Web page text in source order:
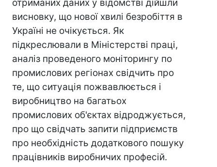
отриманих даних у відомстві дійшли
висновку, що нової хвилі безробіття в
Україні не очікується. Як
підкреслювали в Міністерстві праці,
аналіз проведеного моніторингу по
промислових регіонах свідчить про
те, що ситуація пожвавлюється і
виробництво на багатьох
промислових об'єктах відроджується,
про що свідчать запити підприємств
про необхідність додаткового пошуку
працівників виробничих професій.